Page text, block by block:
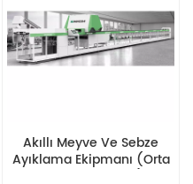
Akıllı Meyve Ve Sebze
Ayıklama Ekipmanı (orta